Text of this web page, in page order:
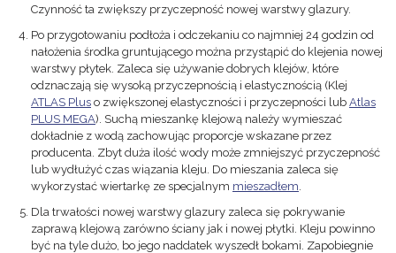
Czynność ta zwiększy przyczepność nowej warstwy glazury.
Po przygotowaniu podłoża i odczekaniu co najmniej 24 godzin od
nałożenia środka gruntującego można przystąpić do klejenia nowej
warstwy płytek. Zaleca się używanie dobrych klejów, które
odznaczają się wysoką przyczepnością i elastycznością (Klej
ATLAS Plus o zwiększonej elastyczności i przyczepności lub Atlas
PLUS MEGA). Suchą mieszankę klejową należy wymieszać
dokładnie z wodą zachowując proporcje wskazane przez
producenta. Zbyt duża ilość wody może zmniejszyć przyczepność
lub wydłużyć czas wiązania kleju. Do mieszania zaleca się
wykorzystać wiertarkę ze specjalnym mieszadłem.
Dla trwałości nowej warstwy glazury zaleca się pokrywanie
zaprawą klejową zarówno ściany jak i nowej płytki. Kleju powinno
być na tyle dużo, bo jego naddatek wyszedł bokami. Zapobiegnie